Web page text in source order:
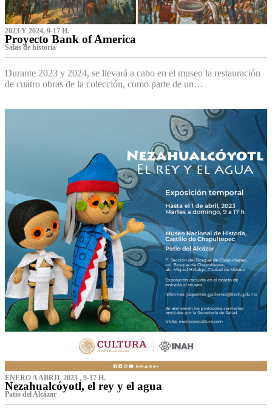
2023 Y 2024, 9-17 H.
Proyecto Bank of America
S‌alas de historia
Durante 2023 y 2024, se llevará a cabo en el museo la restauración
de cuatro obras de la colección, como parte de un…
ENERO A ABRIL 2023 , 9-17 H.
Nezahualcóyotl, el rey y el agua
Patio del Alcázar